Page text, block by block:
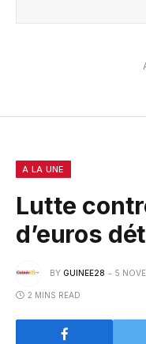
A LA UNE
Lutte
d’euros
BY GUINEE28 5
2 MINS READ